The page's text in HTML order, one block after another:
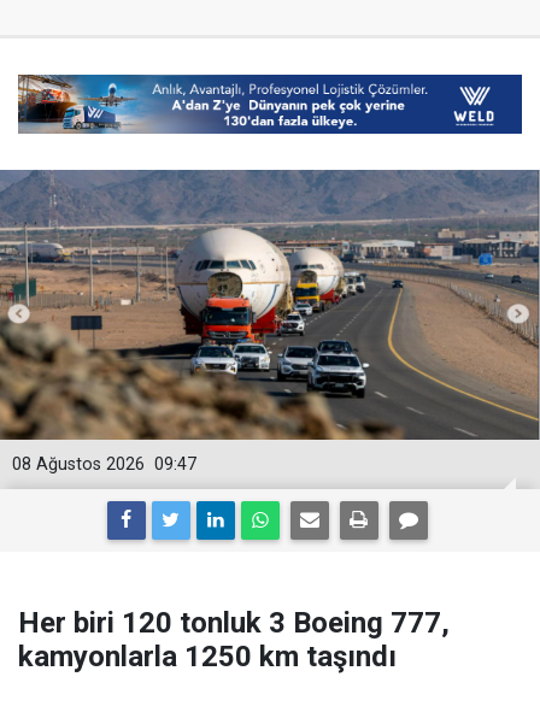
09:47
08 Ağustos 2026
Her biri 120 tonluk 3 Boeing 777,
kamyonlarla 1250 km taşındı